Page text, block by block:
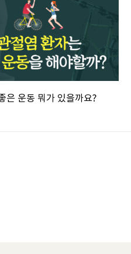
은 운동 뭐가 있을까요?